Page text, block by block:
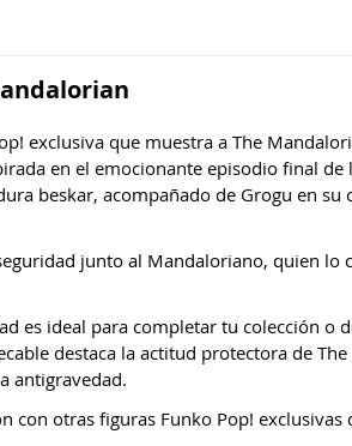
exclusiva que muestra a The
en el emocionante episodio final de
beskar, acompañado de Grogu en su
junto al Mandaloriano, quien lo
es ideal para completar tu colección o
destaca la actitud protectora de
antigravedad.
con otras figuras Funko Pop! exclusivas